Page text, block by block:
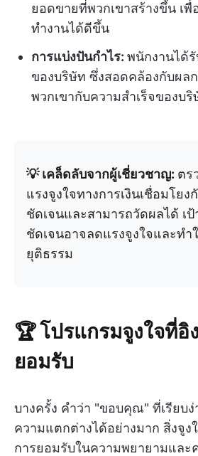
ยอดขายที่พวกเขาสร้างขึ้น เพื่
ทำงานได้ดีขึ้น
การแบ่งปันกำไร: พนักงานได้
ของบริษัท ซึ่งสอดคล้องกับผล
พวกเขากับความสำเร็จของบริ
💡 เคล็ดลับจากผู้เชี่ยวชาญ: ตร
แรงจูงใจทางการเงินเชื่อมโยง
ชัดเจนและสามารถวัดผลได้ เ
ชัดเจนอาจลดแรงจูงใจและทำ
ยุติธรรม
🏆 โปรแกรมจูงใจที่อิ
ยอมรับ
บางครั้ง คำว่า "ขอบคุณ" ที่เรียบง่
ความแตกต่างได้อย่างมาก สิ่งจูง
การยอมรับในความพยายามและ